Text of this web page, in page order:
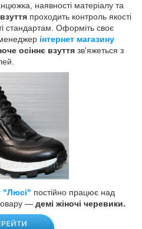
наявності матеріалу та
проходить контроль якості
стандартам. Оформіть своє
інтернет магазину
осіннє взуття зв'яжеться з
"Люсі" постійно працює над
— демі жіночі черевики.